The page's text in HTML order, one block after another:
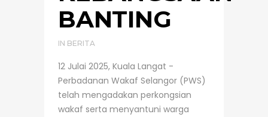
BANTING
IN BERITA
12 Julai 2025, Kuala Langat -
Perbadanan Wakaf Selangor (PWS)
telah mengadakan perkongsian
wakaf serta menyantuni warga